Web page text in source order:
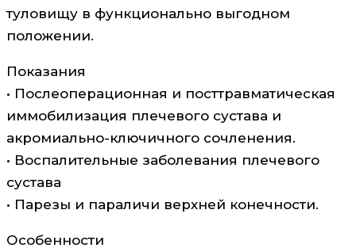
туловищу в функционально выгодном
положении.
Показания
• Послеоперационная и посттравматическая
иммобилизация плечевого сустава и
акромиально-ключичного сочленения.
• Воспалительные заболевания плечевого
сустава
• Парезы и параличи верхней конечности.
Особенности